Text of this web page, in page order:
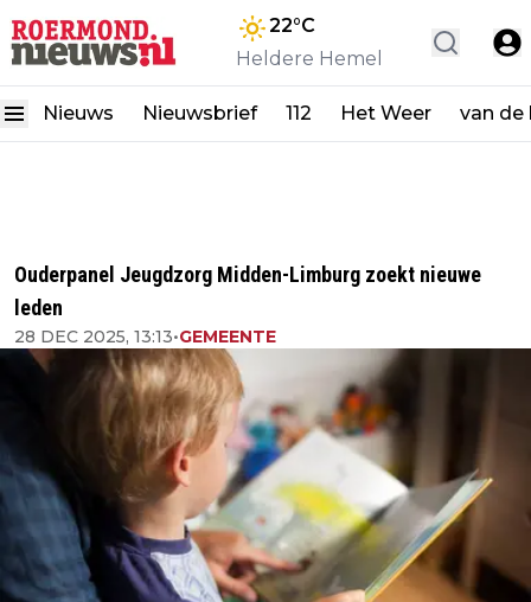
22°C
Heldere Hemel
Nieuws Nieuwsbrief 112 Het Weer van de
Ouderpanel Jeugdzorg Midden-Limburg zoekt nieuwe
leden
28 DEC 2025, 13:13•GEMEENTE